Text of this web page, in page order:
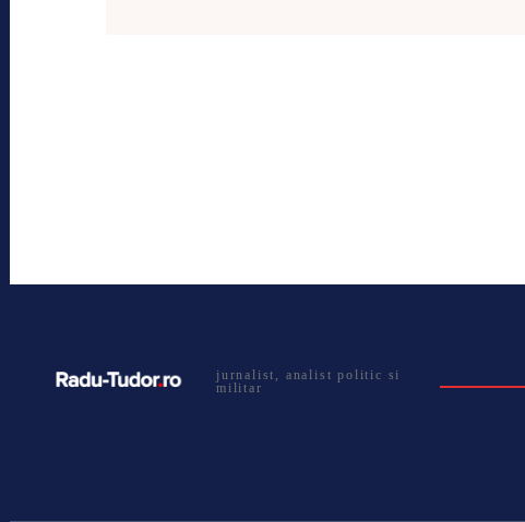
jurnalist, analist politic si
militar